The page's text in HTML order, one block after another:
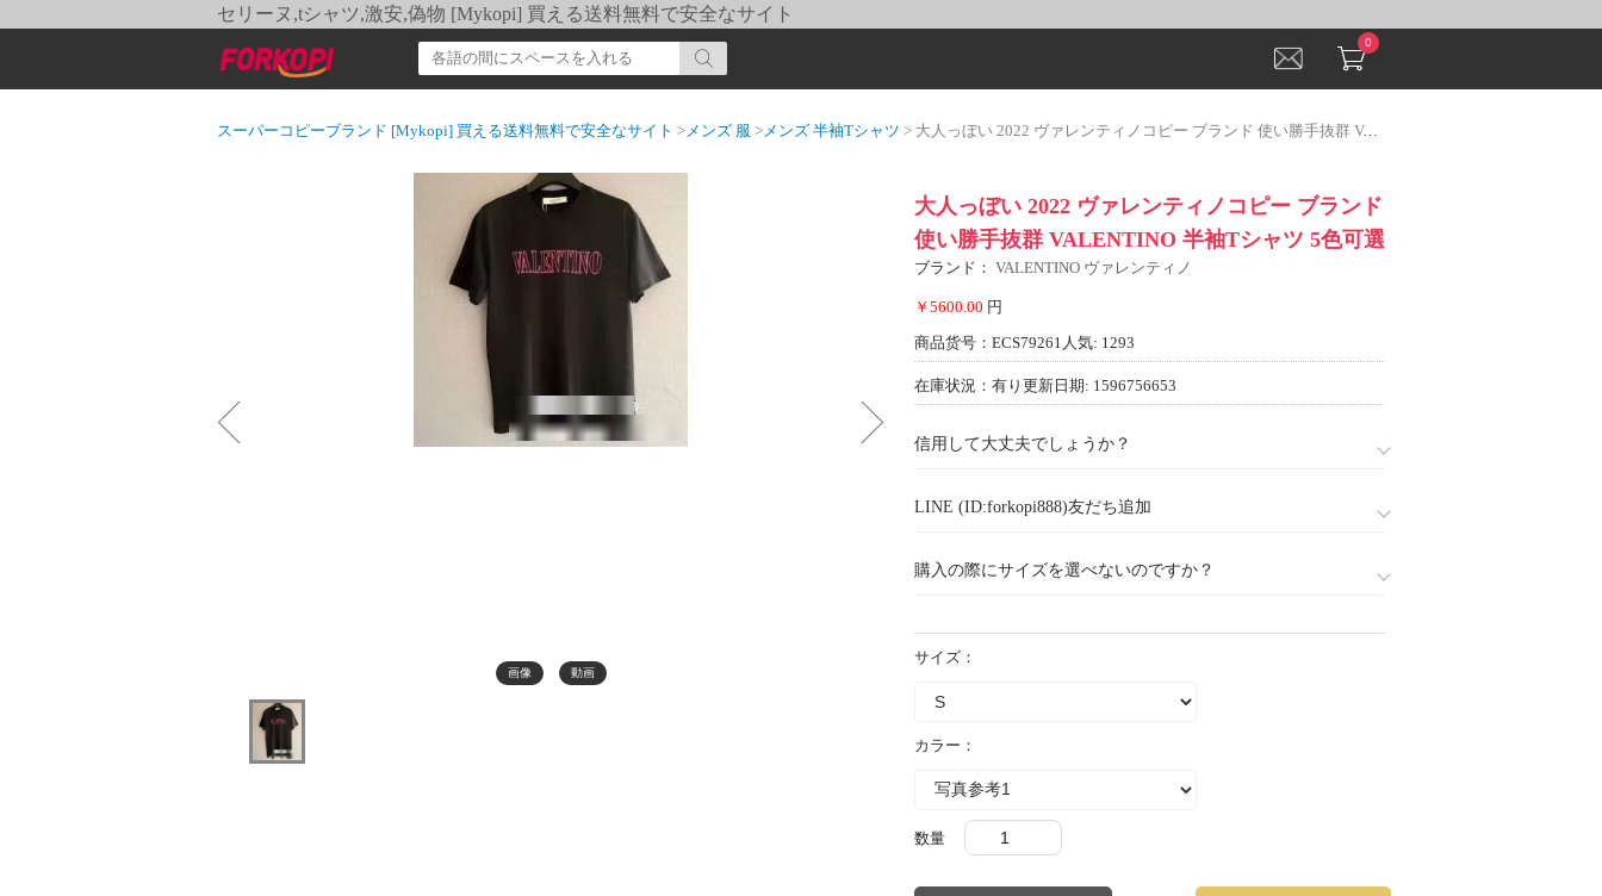
セリーヌ,tシャツ,激安,偽物 [Mykopi] 買える送料無料で安全なサイト
0
スーパーコピーブランド [Mykopi] 買える送料無料で安全なサイト >メンズ 服 >メンズ 半袖Tシャツ > 大人っぼい 2022 ヴァレンティノコピー ブランド 使い勝手抜群 VALENTINO 半袖Tシャツ 5色可選
画像 動画
大人っぼい 2022 ヴァレンティノコピー ブランド
使い勝手抜群 VALENTINO 半袖Tシャツ 5色可選
ブランド： VALENTINO ヴァレンティノ
￥5600.00 円
商品货号：ECS79261 人気: 1293
在庫状況：有り 更新日期: 1596756653
信用して大丈夫でしょうか？
LINE (ID:forkopi888)友だち追加
購入の際にサイズを選べないのですか？
サイズ：
カラー：
数量